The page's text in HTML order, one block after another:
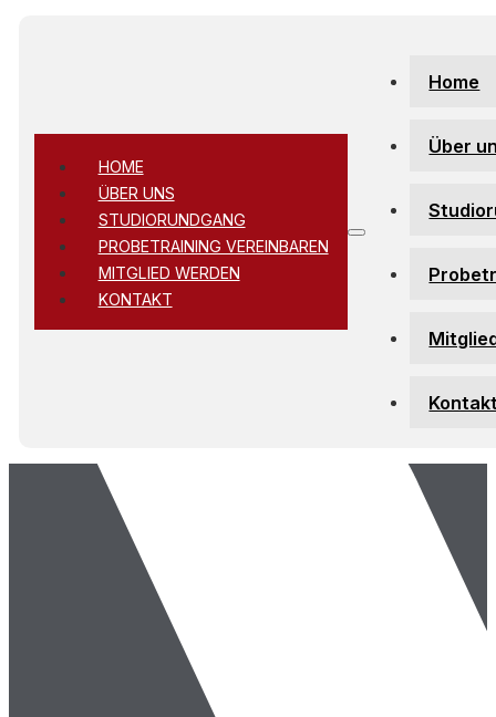
Home
Über
HOME
ÜBER UNS
STUDIORUNDGANG
PROBETRAINING VEREINBAREN
MITGLIED WERDEN
KONTAKT